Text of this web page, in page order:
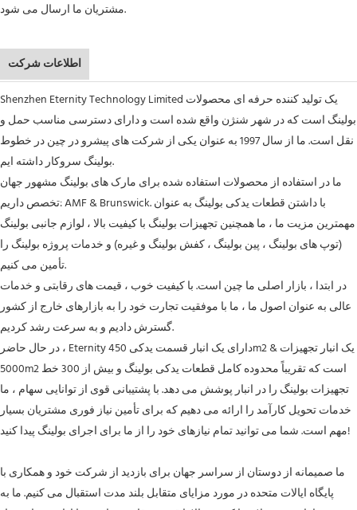
مشتریان ما ارسال می شود.
اطلاعات شرکت
Shenzhen Eternity Technology Limited یک تولید کننده حرفه ای محصولات
بولینگ است که در شهر شنژن واقع شده است و دارای دسترسی مناسب حمل و
نقل است. ما از سال 1997 به عنوان یکی از شرکت های پیشرو در چین در خطوط
بولینگ سروکار داشته ایم.
ما در استفاده از محصولات استفاده شده برای مارک های بولینگ مشهور جهان
تخصص داریم: AMF & Brunswick. با داشتن قطعات یدکی بولینگ به عنوان
مهمترین مزیت ما ، ما همچنین تجهیزات بولینگ با کیفیت بالا ، لوازم جانبی بولینگ
(توپ های بولینگ ، پین بولینگ ، کفش بولینگ و غیره) و خدمات پروژه بولینگ را
تأمین می کنیم.
در ابتدا ، بازار اصلی ما چین است. با کیفیت خوب ، قیمت های رقابتی و خدمات
عالی به عنوان اصول ما ، ما با موفقیت تجارت خود را به بازارهای خارج از کشور
گسترش دادیم و به سرعت رشد کردیم.
در حال حاضر ، Eternity دارای یک انبار قسمت یدکی 450m2 & یک انبار تجهیزات
5000m2 است که تقریباً محدوده کامل قطعات یدکی بولینگ و بیش از 300 خط
تجهیزات بولینگ را در انبار پوشش می دهد. با پشتیبانی قوی از توانایی سهام ، ما
خدمات تحویل کارآمد را ارائه می دهیم که برای تأمین نیاز فوری مشتریان بسیار
مهم است. شما می توانید تمام نیازهای خود را از ما برای اجرای بولینگ پیدا کنید!
ما صمیمانه از دوستان از سراسر جهان برای بازدید از شرکت خود و همکاری با
پایگاه ایالات متحده در مورد مزایای متقابل بلند مدت استقبال می کنیم. ما به